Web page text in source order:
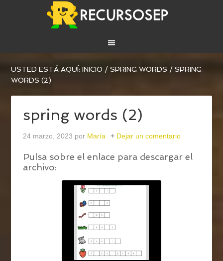
USTED ESTÁ AQUÍ:INICIO / SPRING WORDS / SPRING
WORDS (2)
spring words (2)
24 marzo, 2023 por María Dejar un comentario
Pulsa sobre el enlace para descargar el
archivo: